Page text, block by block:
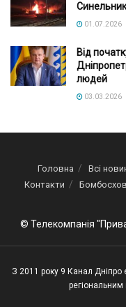
01.07.2026
Від
людей
03.03.2026
Головна Всі
Контакти
© Телекомпанія
З 2011 року 9 Канал Дніпро
регіональним